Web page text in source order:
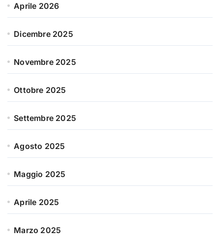
Aprile 2026
Dicembre 2025
Novembre 2025
Ottobre 2025
Settembre 2025
Agosto 2025
Maggio 2025
Aprile 2025
Marzo 2025